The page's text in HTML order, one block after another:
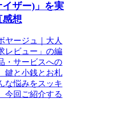
ザー)」を実
感想
ヤージュ｜大人
レビュー」の編
・サービスへの
鍵と小銭とお札
な悩みをスッキ
今回ご紹介する